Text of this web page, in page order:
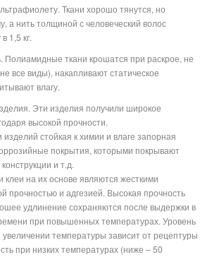
Ткани хорошо тянутся, но
а нить толщиной с человеческий волос
1,5 кг.
Полиамидные ткани крошатся при раскрое, не
все виды), накапливают статическое
влагу.
Эти изделия получили широкое
высокой прочности.
стойкая к химии и влаге запорная
покрытия, которыми покрывают
и т.д.
на их основе являются жесткими
прочностью и адгезией. Высокая прочность
удлинение сохраняются после выдержки в
при повышенных температурах. Уровень
температуры зависит от рецептуры
при низких температурах (ниже – 50